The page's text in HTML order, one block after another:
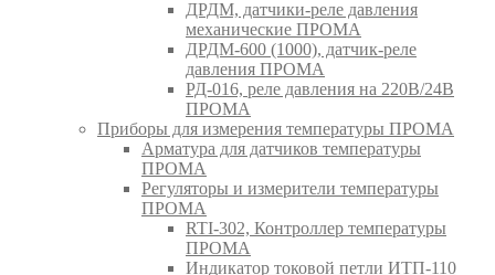
ДРДМ, датчики-реле давления
механические ПРОМА
ДРДМ-600 (1000), датчик-реле
давления ПРОМА
РД-016, реле давления на 220В/24В
ПРОМА
Приборы для измерения температуры ПРОМА
Арматура для датчиков температуры
ПРОМА
Регуляторы и измерители температуры
ПРОМА
RTI-302, Контроллер температуры
ПРОМА
Индикатор токовой петли ИТП-110